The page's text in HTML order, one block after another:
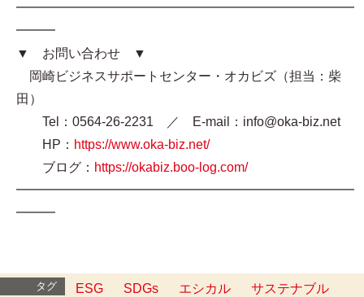
━━━━━━━━━━━━━━━━━━━━━━━━━━
━━━
▼ お問い合わせ ▼
岡崎ビジネスサポートセンター・オカビズ（担当：柴
田）
Tel：0564-26-2231 ／ E-mail：info@oka-biz.net
HP： https://www.oka-biz.net/
ブログ： https://okabiz.boo-log.com/
━━━━━━━━━━━━━━━━━━━━━━━━━━
━━━
タグ ESG SDGs エシカル
サステナブル